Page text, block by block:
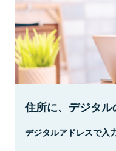
住所に、デジタル
デジタルアドレスで入